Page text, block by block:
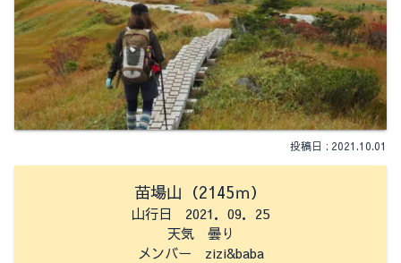
2021.10.01
苗場山（2145ｍ）
山行日 2021．09．25
天気 曇り
メンバー zizi&baba